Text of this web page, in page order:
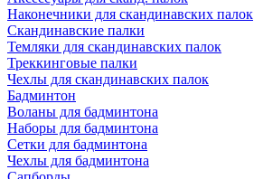
Наконечники для скандинавских палок
Скандинавские палки
Темляки для скандинавских палок
Треккинговые палки
Чехлы для скандинавских палок
Бадминтон
Воланы для бадминтона
Наборы для бадминтона
Сетки для бадминтона
Чехлы для бадминтона